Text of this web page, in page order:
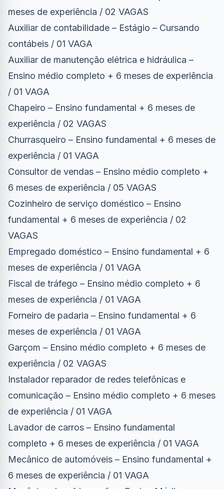
meses de experiência / 02 VAGAS
Auxiliar de contabilidade – Estágio – Cursando
contábeis / 01 VAGA
Auxiliar de manutenção elétrica e hidráulica –
Ensino médio completo + 6 meses de experiência
/ 01 VAGA
Chapeiro – Ensino fundamental + 6 meses de
experiência / 02 VAGAS
Churrasqueiro – Ensino fundamental + 6 meses de
experiência / 01 VAGA
Consultor de vendas – Ensino médio completo +
6 meses de experiência / 05 VAGAS
Cozinheiro de serviço doméstico – Ensino
fundamental + 6 meses de experiência / 02
VAGAS
Empregado doméstico – Ensino fundamental + 6
meses de experiência / 01 VAGA
Fiscal de tráfego – Ensino médio completo + 6
meses de experiência / 01 VAGA
Forneiro de padaria – Ensino fundamental + 6
meses de experiência / 01 VAGA
Garçom – Ensino médio completo + 6 meses de
experiência / 02 VAGAS
Instalador reparador de redes telefônicas e
comunicação – Ensino médio completo + 6 meses
de experiência / 01 VAGA
Lavador de carros – Ensino fundamental
completo + 6 meses de experiência / 01 VAGA
Mecânico de automóveis – Ensino fundamental +
6 meses de experiência / 01 VAGA